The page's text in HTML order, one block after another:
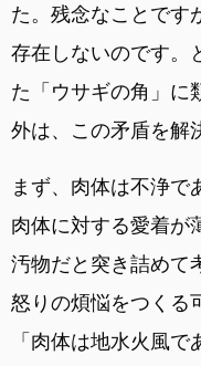
た。残念なことです
存在しないのです。
た「ウサギの角」に
外は、この矛盾を解
まず、肉体は不浄で
肉体に対する愛着が
汚物だと突き詰めて
怒りの煩悩をつくる
「肉体は地水火風